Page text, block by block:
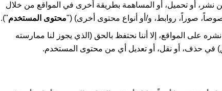
نشر، أو تحميل، أو المساهمة بطريقة أخرى في المواقع من خلال
صوراً، روابط، و/أو أنواع محتوى أخرى) ("محتوى المستخدم").
على المواقع، إلا أننا نحتفظ بالحق (الذي يجوز لنا ممارسته
حذف، أو نقل، أو تعديل أي من محتوى المستخدم.